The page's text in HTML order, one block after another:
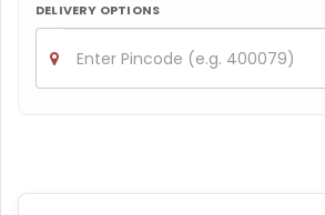
DELIVERY OPTIONS